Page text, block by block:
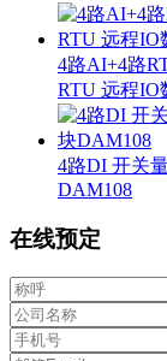
4路AI+4路
RTU 远程IO
4路DI 开关
DAM108
在线预定